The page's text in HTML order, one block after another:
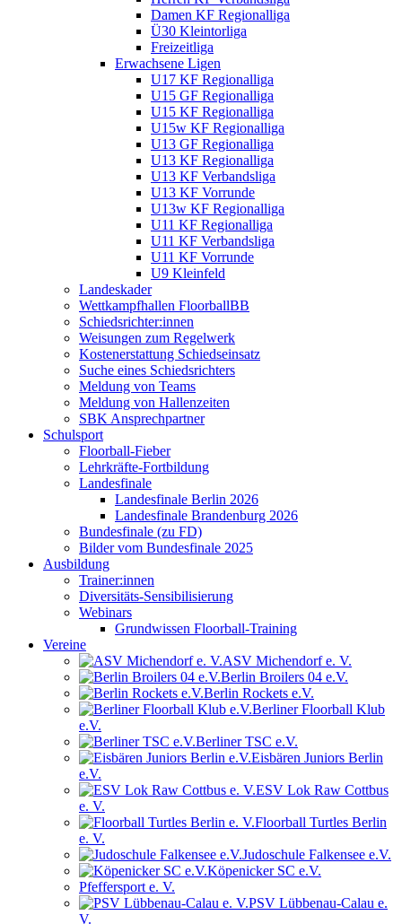
Damen KF Regionalliga
Ü30 Kleintorliga
Freizeitliga
Erwachsene Ligen
U17 KF Regionalliga
U15 GF Regionalliga
U15 KF Regionalliga
U15w KF Regionalliga
U13 GF Regionalliga
U13 KF Regionalliga
U13 KF Verbandsliga
U13 KF Vorrunde
U13w KF Regionalliga
U11 KF Regionalliga
U11 KF Verbandsliga
U11 KF Vorrunde
U9 Kleinfeld
Landeskader
Wettkampfhallen FloorballBB
Schiedsrichter:innen
Weisungen zum Regelwerk
Kostenerstattung Schiedseinsatz
Suche eines Schiedsrichters
Meldung von Teams
Meldung von Hallenzeiten
SBK Ansprechpartner
Schulsport
Floorball-Fieber
Lehrkräfte-Fortbildung
Landesfinale
Landesfinale Berlin 2026
Landesfinale Brandenburg 2026
Bundesfinale (zu FD)
Bilder vom Bundesfinale 2025
Ausbildung
Trainer:innen
Diversitäts-Sensibilisierung
Webinars
Grundwissen Floorball-Training
Vereine
ASV Michendorf e. V.
Berlin Broilers 04 e.V.
Berlin Rockets e.V.
Berliner Floorball Klub
e.V.
Berliner TSC e.V.
Eisbären Juniors Berlin
e.V.
ESV Lok Raw Cottbus
e. V.
Floorball Turtles Berlin
e. V.
Judoschule Falkensee e.V.
Köpenicker SC e.V.
Pfeffersport e. V.
PSV Lübbenau-Calau e.
V.